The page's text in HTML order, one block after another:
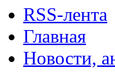
RSS-лента
Главная
Новости,